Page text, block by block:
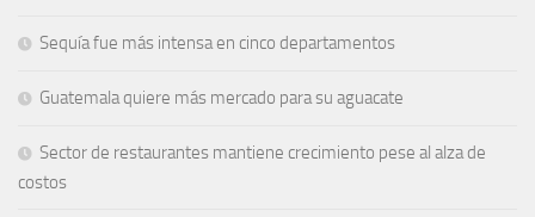
Sequía fue más intensa en cinco departamentos
Guatemala quiere más mercado para su aguacate
Sector de restaurantes mantiene crecimiento pese al alza de
costos